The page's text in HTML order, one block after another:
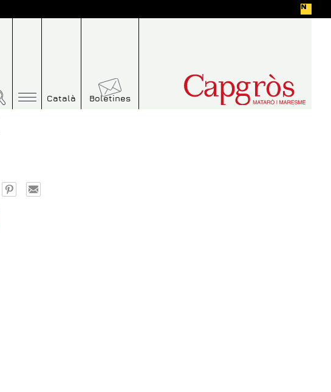
Català Boletines